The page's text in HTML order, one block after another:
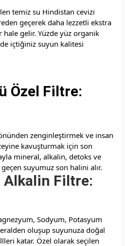
temiz su Hindistan cevizi
geçerek daha lezzetli ekstra
gelir. Yüzde yüz organik
içtiğiniz suyun kalitesi
Özel Filtre:
zenginleştirmek ve insan
kavuşturmak için son
mineral, alkalin, detoks ve
suyumuz son halini alır.
Alkalin Filtre:
Sodyum, Potasyum
oluşup suyunuza doğal
katar. Özel olarak seçilen